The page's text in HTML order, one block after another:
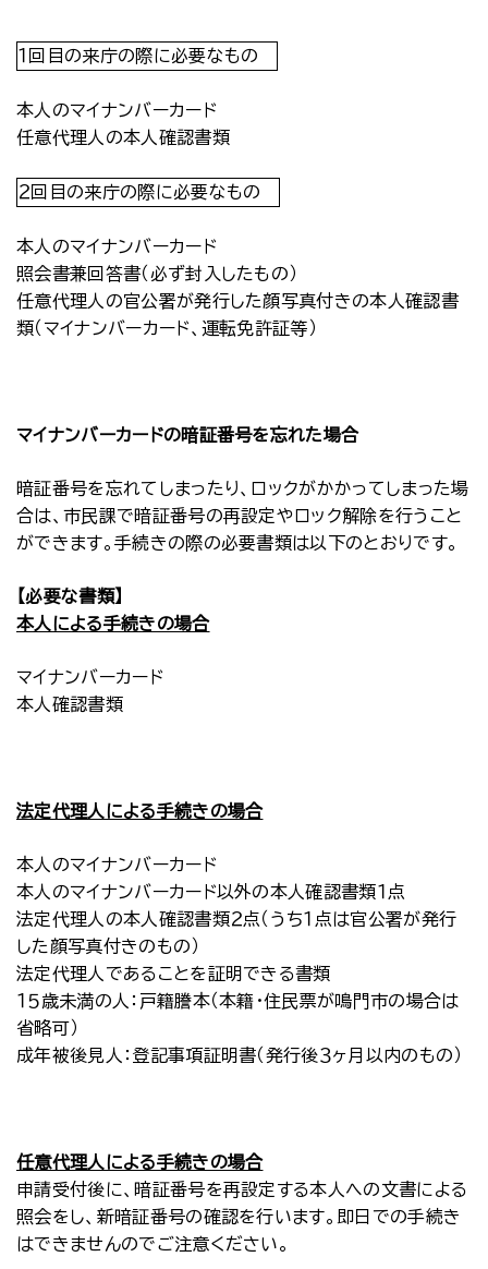
１回目の来庁の際に必要なもの
本人のマイナンバーカード
任意代理人の本人確認書類
２回目の来庁の際に必要なもの
本人のマイナンバーカード
照会書兼回答書（必ず封入したもの）
任意代理人の官公署が発行した顔写真付きの本人確認書
類（マイナンバーカード、運転免許証等）
マイナンバーカードの暗証番号を忘れた場合
暗証番号を忘れてしまったり、ロックがかかってしまった場
合は、市民課で暗証番号の再設定やロック解除を行うこと
ができます。手続きの際の必要書類は以下のとおりです。
【必要な書類】
本人による手続きの場合
マイナンバーカード
本人確認書類
法定代理人による手続きの場合
本人のマイナンバーカード
本人のマイナンバーカード以外の本人確認書類１点
法定代理人の本人確認書類２点（うち１点は官公署が発行
した顔写真付きのもの）
法定代理人であることを証明できる書類
１５歳未満の人：戸籍謄本（本籍・住民票が鳴門市の場合は
省略可）
成年被後見人：登記事項証明書（発行後３ヶ月以内のもの）
任意代理人による手続きの場合
申請受付後に、暗証番号を再設定する本人への文書による
照会をし、新暗証番号の確認を行います。即日での手続き
はできませんのでご注意ください。